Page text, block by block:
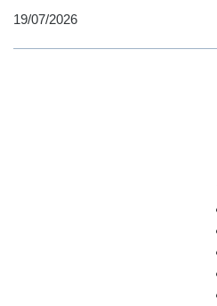
19/07/2026